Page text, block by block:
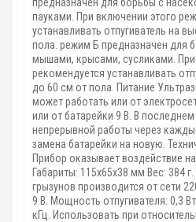
пауками. При включении этого
устанавливать отпугиватель на
пола. режим Б предназначен для
мышами, крысами, сусликами.
рекомендуется устанавливать
до 60 см от пола. Питание
может работать или от
или от батарейки 9 В. В
непрерывной работы через
замена батарейки на новую.
Прибор оказывает воздействие
Габариты: 115х65х38 мм Вес: 384
грызунов производится от сети
9 В. Мощность отпугивателя: 0,3
кГц. Использовать при